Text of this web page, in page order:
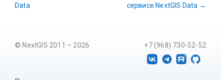
Data
сервисе NextGIS Data →
+7 (968) 730-52-52
© NextGIS 2011 – 2026